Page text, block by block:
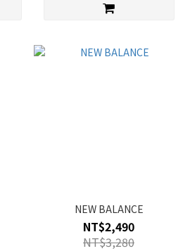
NEW BALANCE
NT$2,490
NT$3,280